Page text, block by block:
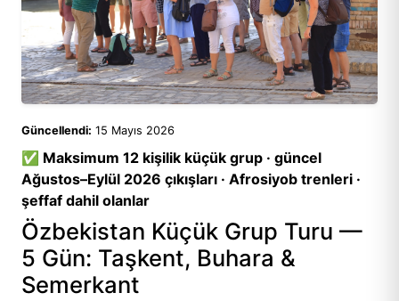
Güncellendi: 15 Mayıs 2026
✅ Maksimum 12 kişilik küçük grup · güncel
Ağustos–Eylül 2026 çıkışları · Afrosiyob trenleri ·
şeffaf dahil olanlar
Özbekistan Küçük Grup Turu —
5 Gün: Taşkent, Buhara &
Semerkant